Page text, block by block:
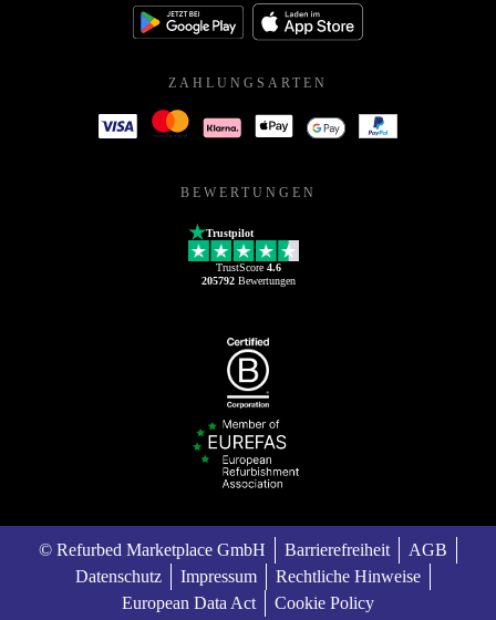
ZAHLUNGSARTEN
BEWERTUNGEN
Trustpilot
TrustScore 4.6
205792Bewertungen
© Refurbed Marketplace GmbH Barrierefreiheit
AGB
Datenschutz
Impressum
Rechtliche Hinweise
European Data Act
Cookie Policy